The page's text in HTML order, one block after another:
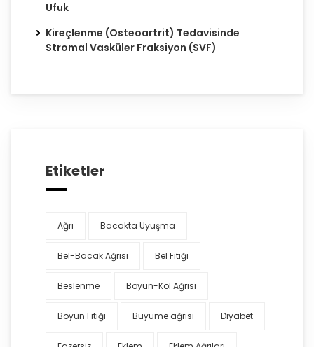
Ufuk
Kireçlenme (Osteoartrit) Tedavisinde
Stromal Vasküler Fraksiyon (SVF)
Etiketler
Ağrı Bacakta Uyuşma
Bel-Bacak Ağrısı Bel Fıtığı
Beslenme Boyun-Kol Ağrısı
Boyun Fıtığı Büyüme ağrısı Diyabet